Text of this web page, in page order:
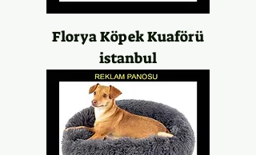
Florya Köpek Kuaförü
istanbul